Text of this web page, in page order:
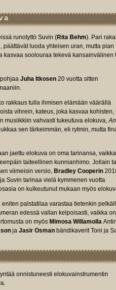
runotyttö Suvin (Rita Behm). Pari
luoda yhteisen uran, mutta pian
kasvaa soolouraa tekevä kansainvälinen
pohjaa Juha Itkosen 20 vuotta sitten
rakkaus tulla ihmisen elämään väärällä
vihrein, kateus, joka kasvaa kohisten,
musiikkiin vahvasti tukeutuva elokuva,
sen tärkeimmän, eli rytmin, mutta
jaettu elokuva on oma tarinansa, vaikka
taiteellinen kunnianhimo. Jollain
viimeisin versio, Bradley Cooperin
Suvin tarinaa vielä kymmenen vuotta
on kulkeutunut mukaan myös
palstatilaa varastaa tietenkin
edessä vallan kelpoisasti, vaikka
on myös Mimosa Willamolla Antin
ja Jasir Osman bändikaverit Toni ja
onnistuneesti elokuvainstrumentin